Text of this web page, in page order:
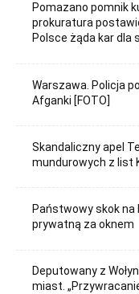
Pomazano pomnik
prokuratura
Polsce żąda kar dla
Warszawa. Policja
Afganki [FOTO]
Skandaliczny apel
mundurowych z list
Państwowy skok na
prywatną za oknem
Deputowany z
miast.